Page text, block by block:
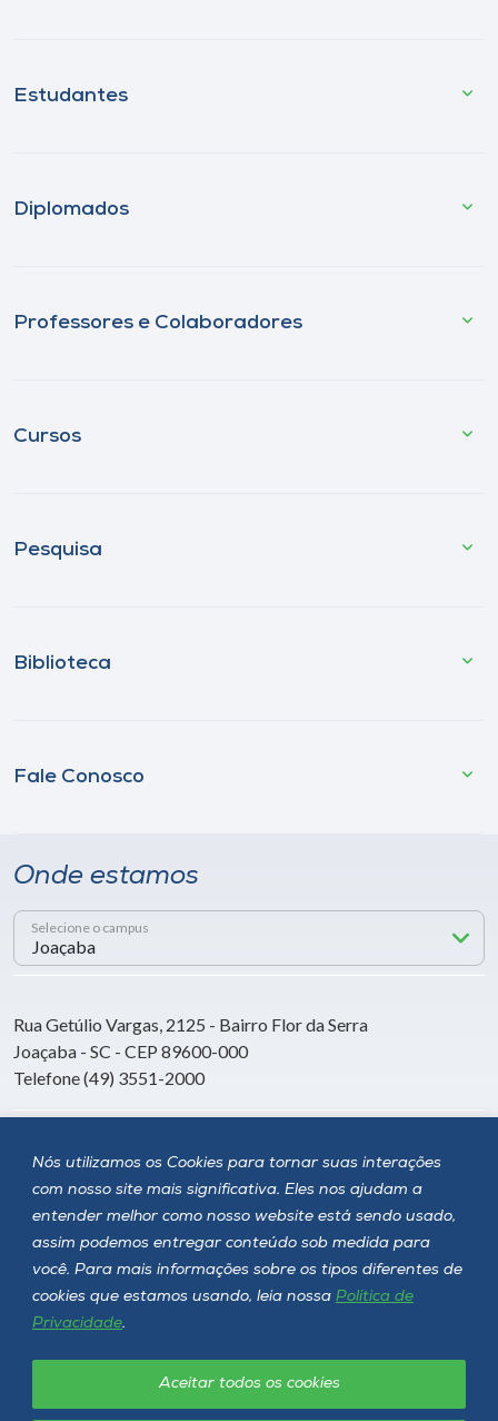
Nós utilizamos os Cookies para tornar suas interações
com nosso site mais significativa. Eles nos ajudam a
entender melhor como nosso website está sendo usado,
assim podemos entregar conteúdo sob medida para
você. Para mais informações sobre os tipos diferentes de
cookies que estamos usando, leia nossa Política de
Privacidade.
Aceitar todos os cookies
Estudantes
Diplomados
Professores e Colaboradores
Cursos
Pesquisa
Biblioteca
Fale Conosco
Onde estamos
Selecione o campus
Rua Getúlio Vargas, 2125 - Bairro Flor da Serra
Joaçaba - SC - CEP 89600-000
Telefone (49) 3551-2000
Siga a Unoesc
Política de privacidade LGPD